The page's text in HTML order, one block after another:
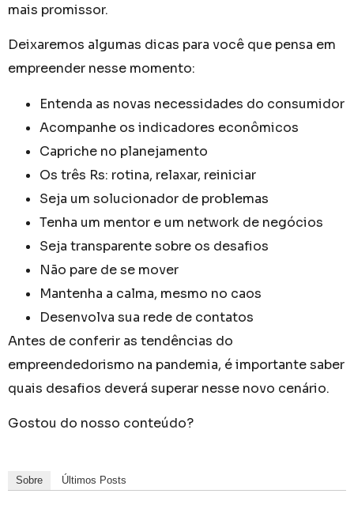
mais promissor.
Deixaremos algumas dicas para você que pensa em
empreender nesse momento:
Entenda as novas necessidades do consumidor
Acompanhe os indicadores econômicos
Capriche no planejamento
Os três Rs: rotina, relaxar, reiniciar
Seja um solucionador de problemas
Tenha um mentor e um network de negócios
Seja transparente sobre os desafios
Não pare de se mover
Mantenha a calma, mesmo no caos
Desenvolva sua rede de contatos
Antes de conferir as tendências do
empreendedorismo na pandemia, é importante saber
quais desafios deverá superar nesse novo cenário.
Gostou do nosso conteúdo?
Sobre Últimos Posts